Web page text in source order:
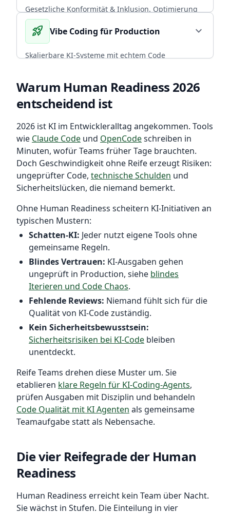
CORE EXPERTISE
Diesen Service wählenarrow_forward
Gesetzliche Konformität & Inklusion. Optimierung
von Performance und Conversion durch radikal
nutzerzentriertes, universelles Design.
BFSG COMPLIANT
rocket_launch Vibe Coding für Production expand_more
Skalierbare KI-Systeme mit echtem Code
Diesen Service wählenarrow_forward
Warum Human Readiness 2026
entscheidend ist
2026 ist KI im Entwickleralltag angekommen. Tools
wie Claude Code und OpenCodeschreiben in
Minuten, wofür Teams früher Tage brauchten.
Doch Geschwindigkeit ohne Reife erzeugt Risiken:
ungeprüfter Code, technische Schulden und
Sicherheitslücken, die niemand bemerkt.
Ohne Human Readiness scheitern KI-Initiativen an
typischen Mustern:
Schatten-KI: Jeder nutzt eigene Tools ohne
gemeinsame Regeln.
Blindes Vertrauen: KI-Ausgaben gehen
ungeprüft in Production, siehe blindes
Iterieren und Code Chaos.
Fehlende Reviews: Niemand fühlt sich für die
Qualität von KI-Code zuständig.
Kein Sicherheitsbewusstsein:
Sicherheitsrisiken bei KI-Code bleiben
unentdeckt.
Reife Teams drehen diese Muster um. Sie
etablieren klare Regeln für KI-Coding-Agents,
prüfen Ausgaben mit Disziplin und behandeln
Code Qualität mit KI Agenten als gemeinsame
Teamaufgabe statt als Nebensache.
Die vier Reifegrade der Human
Readiness
Human Readiness erreicht kein Team über Nacht.
Sie wächst in Stufen. Die Einteilung in vier